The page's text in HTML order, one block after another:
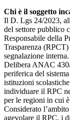
Chi è il soggetto
Il D. Lgs 24/2023,
del settore pubblico
Responsabile della
Trasparenza
segnalazione
Delibera ANAC
periferica del
istituzioni
individuare il RPC
per le regioni in cui
Considerato
agevolare il RPC, i